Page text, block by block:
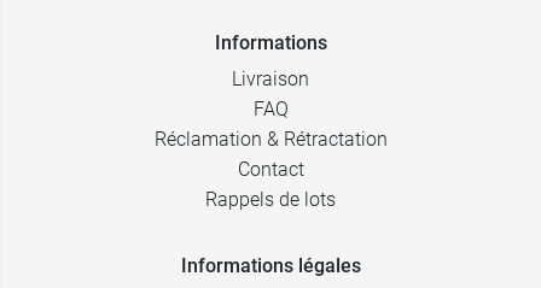
Informations
Livraison
FAQ
Réclamation & Rétractation
Contact
Rappels de lots
Informations légales